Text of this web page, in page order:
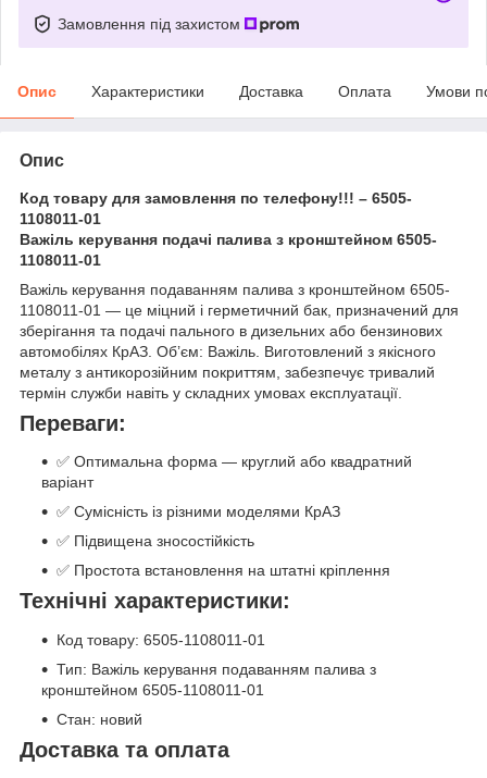
Замовлення під захистом
Опис Характеристики Доставка Оплата Умови
Опис
Код товару для замовлення по телефону!!! – 6505-
1108011-01
Важіль керування подачі палива з кронштейном 6505-
1108011-01
Важіль керування подаванням палива з кронштейном 6505-
1108011-01 — це міцний і герметичний бак, призначений для
зберігання та подачі пального в дизельних або бензинових
автомобілях КрАЗ. Об’єм: Важіль. Виготовлений з якісного
металу з антикорозійним покриттям, забезпечує тривалий
термін служби навіть у складних умовах експлуатації.
Переваги:
✅ Оптимальна форма — круглий або квадратний
варіант
✅ Сумісність із різними моделями КрАЗ
✅ Підвищена зносостійкість
✅ Простота встановлення на штатні кріплення
Технічні характеристики:
Код товару: 6505-1108011-01
Тип: Важіль керування подаванням палива з
кронштейном 6505-1108011-01
Стан: новий
Доставка та оплата